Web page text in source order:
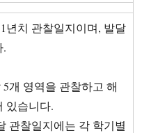
년치 관찰일지이며, 발달
.
개 영역을 관찰하고 해
있습니다.
관찰일지에는 각 학기별